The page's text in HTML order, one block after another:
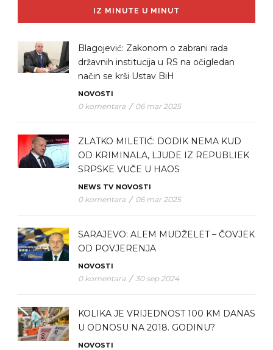
IZ MINUTE U MINUT
Blagojević: Zakonom o zabrani rada
državnih institucija u RS na očigledan
način se krši Ustav BiH
NOVOSTI
0 komentara / 06 mar 2025
ZLATKO MILETIĆ: DODIK NEMA KUD
OD KRIMINALA, LJUDE IZ REPUBLIEK
SRPSKE VUČE U HAOS
NEWS TV NOVOSTI
0 komentara / 06 mar 2025
SARAJEVO: ALEM MUDŽELET – ČOVJEK
OD POVJERENJA
NOVOSTI
0 komentara / 30 sep 2024
KOLIKA JE VRIJEDNOST 100 KM DANAS
U ODNOSU NA 2018. GODINU?
NOVOSTI